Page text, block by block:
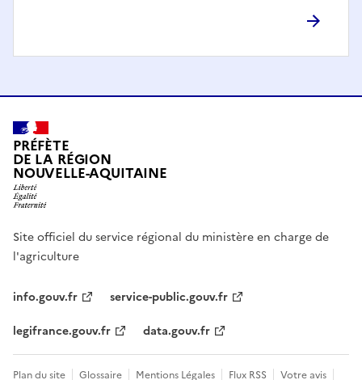
PRÉFÈTE
DE LA RÉGION
NOUVELLE-AQUITAINE
Site officiel du service régional du ministère en charge de
l'agriculture
info.gouv.fr
service-public.gouv.fr
legifrance.gouv.fr
data.gouv.fr
Plan du site Glossaire Mentions Légales Flux RSS Votre avis